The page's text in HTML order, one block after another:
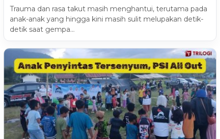
Trauma dan rasa takut masih menghantui, terutama pada
anak-anak yang hingga kini masih sulit melupakan detik-
detik saat gempa…